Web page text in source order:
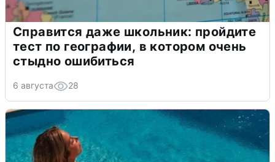
Справится даже школьник: пройдите
тест по географии, в котором очень
стыдно ошибиться
6 августа 28